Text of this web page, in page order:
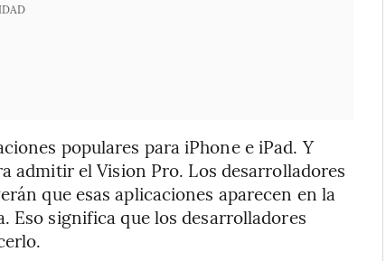
populares para iPhone e iPad. Y
admitir el Vision Pro. Los desarrolladores
que esas aplicaciones aparecen en la
Eso significa que los desarrolladores